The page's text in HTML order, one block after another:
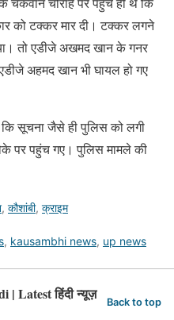
को टक्कर मार दी। टक्कर लगने
तो एडीजे अखमद खान के गनर
अहमद खान भी घायल हो गए
सूचना जैसे ही पुलिस को लगी
पर पहुंच गए। पुलिस मामले की
, कौशांबी, क्राइम
, kausambhi news, up news
| Latest हिंदी न्यूज़ Back to top